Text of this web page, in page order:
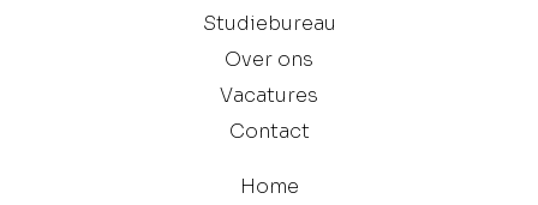
Studiebureau
Over ons
Vacatures
Contact
Home